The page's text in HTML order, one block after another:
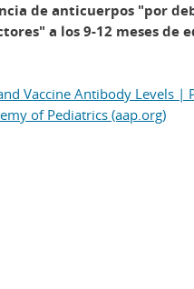
de anticuerpos "por
a los 9-12 meses de
Vaccine Antibody Levels |
of Pediatrics (aap.org)